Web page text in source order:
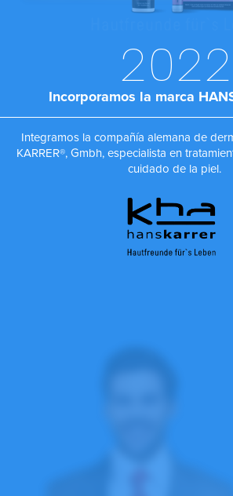
2022
Incorporamos la marca
Integramos la compañía alemana de
KARRER®, Gmbh, especialista en
cuidado de la piel.